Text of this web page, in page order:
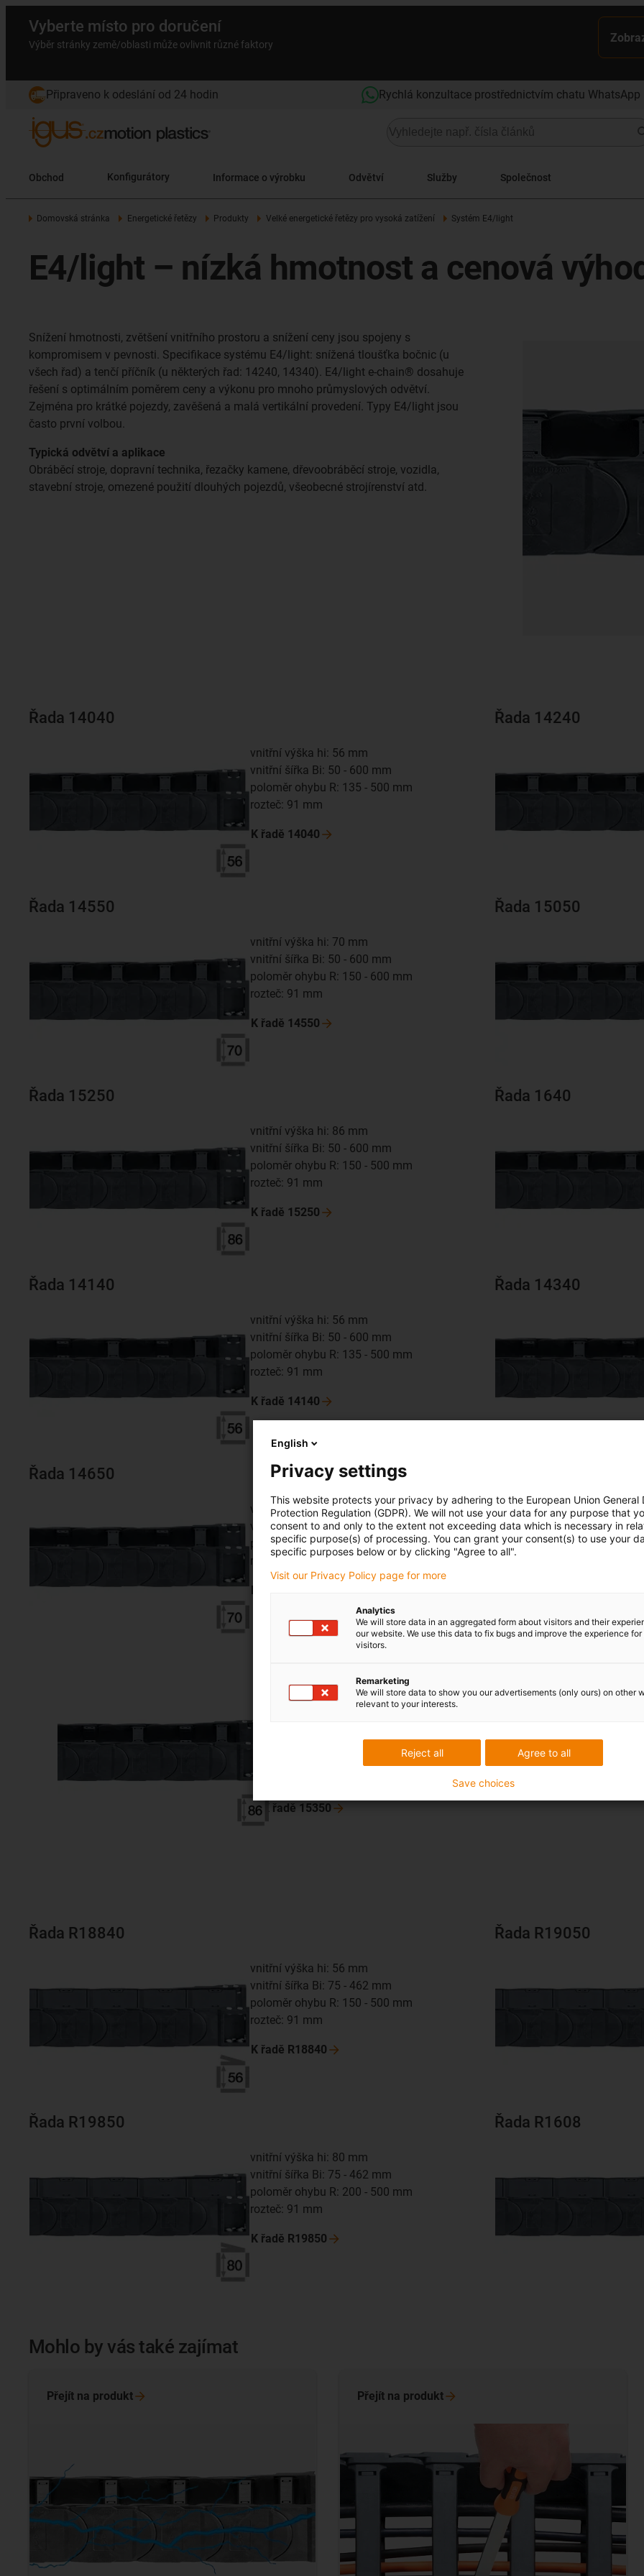
Vyberte místo pro doručení
Výběr stránky země/oblasti může ovlivnit různé faktory
Připraveno k odeslání od 24 hodin Rychlá konzultace prostřednictvím chatu WhatsApp
Obchod Konfigurátory Informace o výrobku Odvětví Služby Společnost
Domovská stránka Energetické řetězy Produkty Velké energetické řetězy pro vysoká zatížení Systém E4/light
E4/light – nízká hmotnost a cenová
Snížení hmotnosti, zvětšení vnitřního prostoru a snížení ceny jsou spojeny s
kompromisem v pevnosti. Specifikace systému E4/light: snížená tloušťka bočnic (u
všech řad) a tenčí příčník (u některých řad: 14240, 14340). E4/light e-chain® dosahuje
řešení s optimálním poměrem ceny a výkonu pro mnoho průmyslových odvětví.
Zejména pro krátké pojezdy, zavěšená a malá vertikální provedení. Typy E4/light jsou
často první volbou.
Typická odvětví a aplikace
Obráběcí stroje, dopravní technika, řezačky kamene, dřevoobráběcí stroje, vozidla,
stavební stroje, omezené použití dlouhých pojezdů, všeobecné strojírenství atd.
Řada 14040
vnitřní výška hi: 56 mm
vnitřní šířka Bi: 50 - 600 mm
poloměr ohybu R: 135 - 500 mm
rozteč: 91 mm
K řadě 14040
Řada 14240
Řada 14550
vnitřní výška hi: 70 mm
vnitřní šířka Bi: 50 - 600 mm
poloměr ohybu R: 150 - 600 mm
rozteč: 91 mm
K řadě 14550
Řada 15050
Řada 15250
vnitřní výška hi: 86 mm
vnitřní šířka Bi: 50 - 600 mm
poloměr ohybu R: 150 - 500 mm
rozteč: 91 mm
K řadě 15250
Řada 1640
Řada 14140
vnitřní výška hi: 56 mm
vnitřní šířka Bi: 50 - 600 mm
poloměr ohybu R: 135 - 500 mm
rozteč: 91 mm
K řadě 14140
Řada 14340
Řada 14650
vnitřní výška hi: 70 mm
vnitřní šířka Bi: 50 - 600 mm
poloměr ohybu R: 150 - 600 mm
rozteč: 91 mm
Řada 15350
vnitřní šířka Bi: 50 - 400 mm
poloměr ohybu R: 150 - 600 mm
K řadě 15350
Řada R18840
vnitřní výška hi: 56 mm
vnitřní šířka Bi: 75 - 462 mm
poloměr ohybu R: 150 - 500 mm
rozteč: 91 mm
K řadě R18840
Řada R19050
Řada R19850
vnitřní výška hi: 80 mm
vnitřní šířka Bi: 75 - 462 mm
poloměr ohybu R: 200 - 500 mm
rozteč: 91 mm
K řadě R19850
Řada R1608
Mohlo by vás také zajímat
Přejít na produkt Přejít na produkt
English
Privacy settings
This website protects your privacy by adhering to the European Union General
Protection Regulation (GDPR). We will not use your data for any purpose that
consent to and only to the extent not exceeding data which is necessary in
specific purpose(s) of processing. You can grant your consent(s) to use your
specific purposes below or by clicking "Agree to all".
Visit our Privacy Policy page for more
Analytics
We will store data in an aggregated form about visitors and their
our website. We use this data to fix bugs and improve the experience for
visitors.
Remarketing
We will store data to show you our advertisements (only ours) on other
relevant to your interests.
Agree to all
Reject all
Save choices